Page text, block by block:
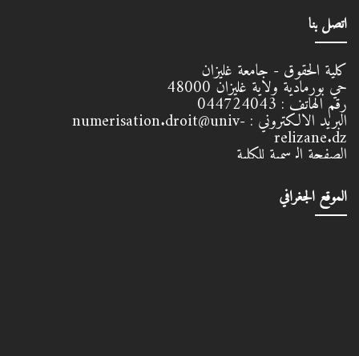
اتصل بنا
كلية الحقوق - جامعة غليزان
حي بورمادية ولاية غليزان48000 رقم الهاتف :044724043البريد الالكتروني :numerisation.droit@univ- relizane.dz
الصفحة الرسمية للكلية
الموقع الجغرافي